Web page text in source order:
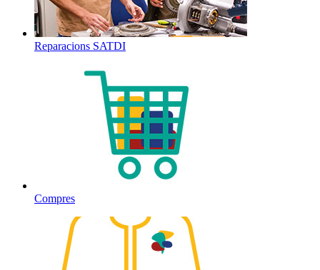
Reparacions SATDI
Compres